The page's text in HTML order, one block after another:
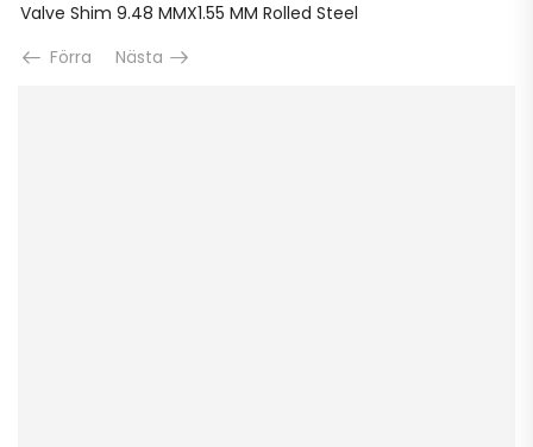
Valve Shim 9.48 MMX1.55 MM Rolled Steel
Förra
Nästa